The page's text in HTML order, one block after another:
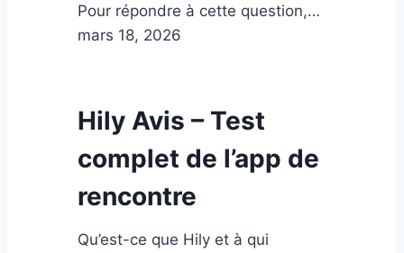
Pour répondre à cette question,…
mars 18, 2026
Hily Avis – Test
complet de l’app de
rencontre
Qu’est-ce que Hily et à qui